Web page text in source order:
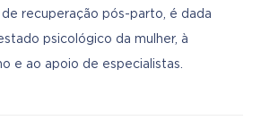
de recuperação pós-parto, é dada
psicológico da mulher, à
e ao apoio de especialistas.